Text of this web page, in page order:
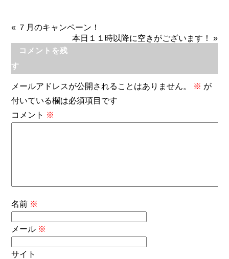
« ７月のキャンペーン！
本日１１時以降に空きがございます！
»
コメントを残
す
メールアドレスが公開されることはありません。 ※ が
付いている欄は必須項目です
コメント ※
名前 ※
メール ※
サイト